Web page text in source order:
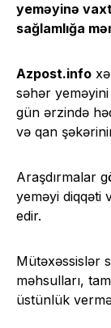
yeməyinə
sağlamlığa
Azpost.info
səhər
gün ərzində
və qan
Araşdırmalar
yeməyi diqqəti
edir.
Mütəxəssislər
məhsulları,
üstünlük